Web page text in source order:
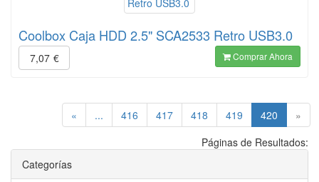
Coolbox Caja HDD 2.5" SCA2533 Retro USB3.0
7,07 € Comprar Ahora
« ... 416 417 418 419 420 (current)
»
Páginas de Resultados:
Categorías